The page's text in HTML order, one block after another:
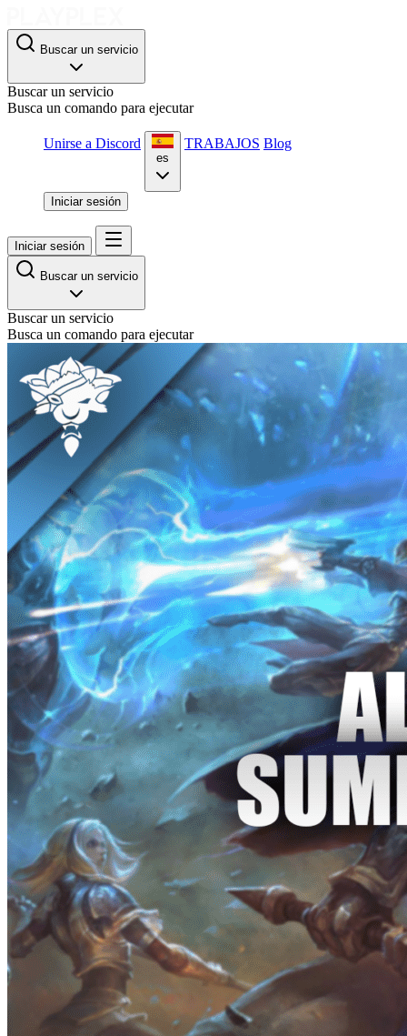
Buscar un servicio
Buscar un servicio
Busca un comando para ejecutar
Unirse a Discord
es
TRABAJOS Blog
Iniciar sesión
Iniciar sesión
Buscar un servicio
Buscar un servicio
Busca un comando para ejecutar